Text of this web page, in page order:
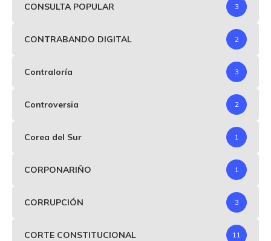
CONSULTA POPULAR 3
CONTRABANDO DIGITAL 2
Contraloría 3
Controversia 2
Corea del Sur 1
CORPONARIÑO 1
CORRUPCIÓN 3
CORTE CONSTITUCIONAL 11